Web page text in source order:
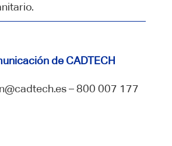
de CADTECH
– 800 007 177